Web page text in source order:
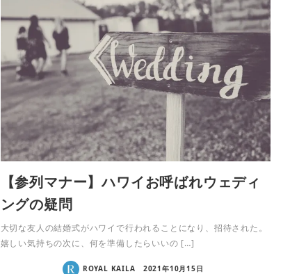
【参列マナー】ハワイお呼ばれウェディ
ングの疑問
大切な友人の結婚式がハワイで行われることになり、招待された。
嬉しい気持ちの次に、何を準備したらいいの […]
ROYAL KAILA 2021年10月15日